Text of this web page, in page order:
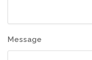
Message